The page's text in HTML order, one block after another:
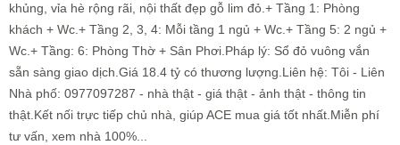
khủng, vỉa hè rộng rãi, nội thất đẹp gỗ lim đỏ.+ Tầng 1: Phòng
khách + Wc.+ Tầng 2, 3, 4: Mỗi tầng 1 ngủ + Wc.+ Tầng 5: 2 ngủ +
Wc.+ Tầng: 6: Phòng Thờ + Sân Phơi.Pháp lý: Sổ đỏ vuông vắn
sẵn sàng giao dịch.Giá 18.4 tỷ có thương lượng.Liên hệ: Tôi - Liên
Nhà phố: 0977097287 - nhà thật - giá thật - ảnh thật - thông tin
thật.Kết nối trực tiếp chủ nhà, giúp ACE mua giá tốt nhất.Miễn phí
tư vấn, xem nhà 100%...